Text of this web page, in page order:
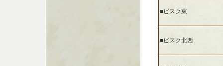
■ビスク東
■ビスク北西